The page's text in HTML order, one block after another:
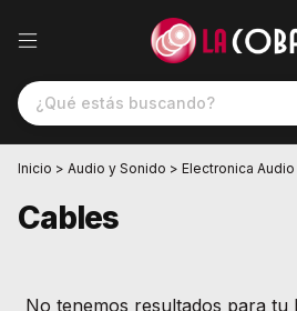
Inicio > Audio y Sonido > Electronica
Cables
No tenemos resultados para tu